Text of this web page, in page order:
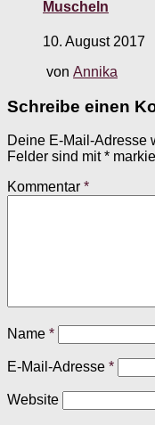
Muscheln
10. August 2017
von Annika
Schreibe einen
Deine E-Mail-Adresse
Felder sind mit*
Kommentar *
Name *
E-Mail-Adresse *
Website